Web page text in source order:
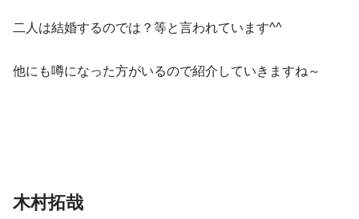
二人は結婚するのでは？等と言われています^^
他にも噂になった方がいるので紹介していきますね～
木村拓哉